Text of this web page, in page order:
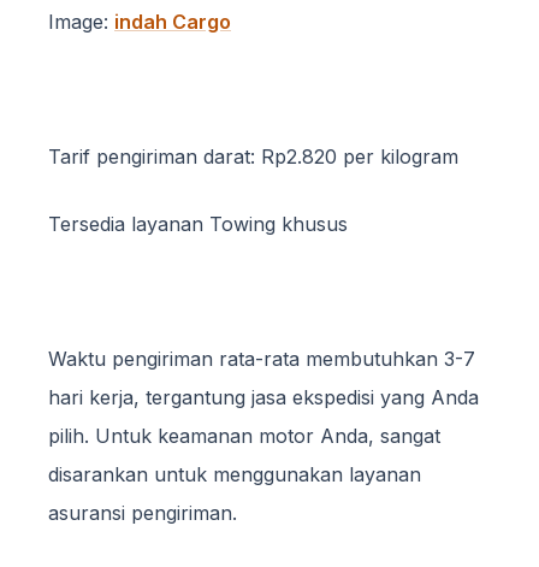
Image: indah Cargo
Tarif pengiriman darat: Rp2.820 per kilogram
Tersedia layanan Towing khusus
Waktu pengiriman rata-rata membutuhkan 3-7
hari kerja, tergantung jasa ekspedisi yang Anda
pilih. Untuk keamanan motor Anda, sangat
disarankan untuk menggunakan layanan
asuransi pengiriman.